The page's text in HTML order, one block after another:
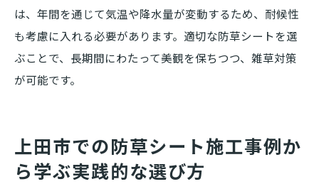
は、年間を通じて気温や降水量が変動するため、耐候性
も考慮に入れる必要があります。適切な防草シートを選
ぶことで、長期間にわたって美観を保ちつつ、雑草対策
が可能です。
上田市での防草シート施工事例か
ら学ぶ実践的な選び方